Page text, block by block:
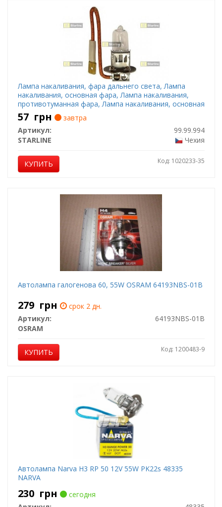
Лампа накаливания, фара дальнего света, Лампа
накаливания, основная фара, Лампа накаливания,
противотуманная фара, Лампа накаливания, основная
фара, Лампа накаливания, фара дальнего света,
Лампа накаливания, противотуманная фара, Лампа
накаливания, ф
57 грн
завтра
Артикул:
99.99.994
STARLINE
Чехия
КУПИТЬ Код: 1020233-35
Автолампа галогенова 60, 55W OSRAM 64193NBS-01B
279 грн
срок 2 дн.
Артикул:
64193NBS-01B
OSRAM
КУПИТЬ Код: 1200483-9
Автолампа Narva H3 RP 50 12V 55W PK22s 48335
NARVA
230 грн
сегодня